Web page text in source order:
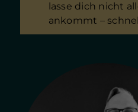
lasse dich nicht
ankommt –